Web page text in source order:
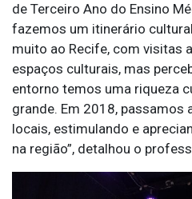
de Terceiro Ano do Ensino
fazemos um itinerário
muito ao Recife, com visitas
espaços culturais, mas
entorno temos uma riqueza
grande. Em 2018, passamos
locais, estimulando e
na região”, detalhou o